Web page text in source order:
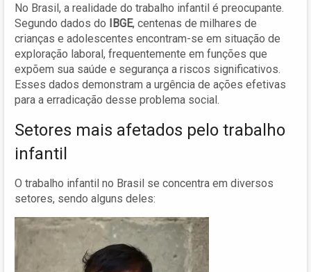
No Brasil, a realidade do trabalho infantil é preocupante.
Segundo dados do IBGE, centenas de milhares de
crianças e adolescentes encontram-se em situação de
exploração laboral, frequentemente em funções que
expõem sua saúde e segurança a riscos significativos.
Esses dados demonstram a urgência de ações efetivas
para a erradicação desse problema social.
Setores mais afetados pelo trabalho
infantil
O trabalho infantil no Brasil se concentra em diversos
setores, sendo alguns deles: